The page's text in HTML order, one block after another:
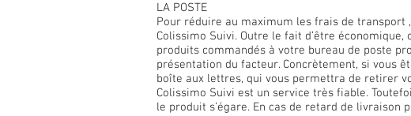
LA POSTE
Pour réduire au maximum les frais de transport
Colissimo Suivi. Outre le fait d’être
produits commandés à votre bureau de poste
présentation du facteur. Concrètement, si vous
boîte aux lettres, qui vous permettra de retirer
Colissimo Suivi est un service très fiable.
le produit s’égare. En cas de retard de livraison